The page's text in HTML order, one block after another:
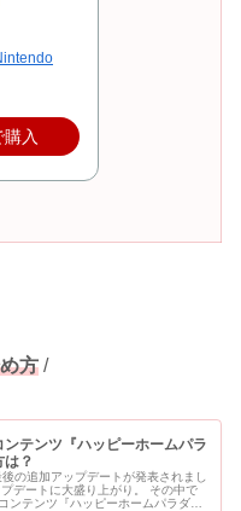
入
方 /
ンテンツ『ハッピーホームパラ
は？
の追加アップデートが発表されまし
ンテンツ『ハッピーホームパラダイ